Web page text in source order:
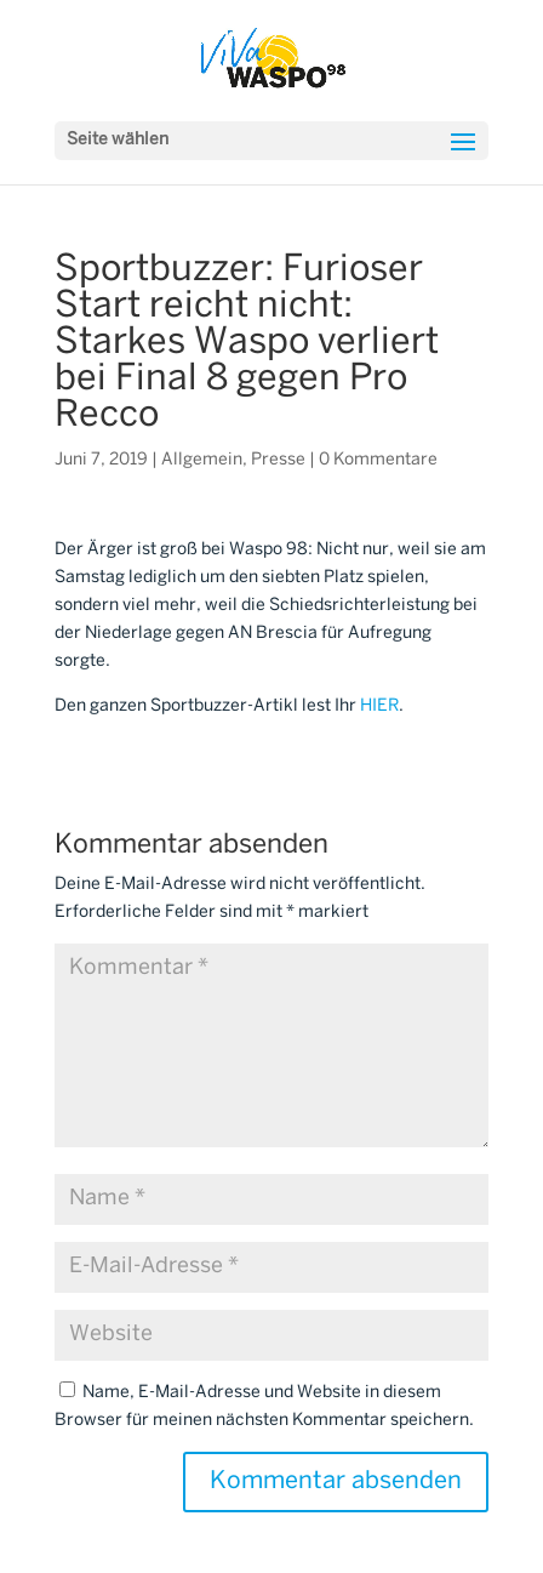
Seite wählen
Sportbuzzer: Furioser
Start reicht nicht:
Starkes Waspo verliert
bei Final 8 gegen Pro
Recco
Juni 7, 2019 Allgemein, Presse 0 Kommentare
Der Ärger ist groß bei Waspo 98: Nicht nur, weil sie am
Samstag lediglich um den siebten Platz spielen,
sondern viel mehr, weil die Schiedsrichterleistung bei
der Niederlage gegen AN Brescia für Aufregung
sorgte.
Den ganzen Sportbuzzer-Artikl lest Ihr HIER.
Kommentar absenden
Deine E-Mail-Adresse wird nicht veröffentlicht.
Erforderliche Felder sind mit *markiert
Name, E-Mail-Adresse und Website in diesem
Browser für meinen nächsten Kommentar speichern.